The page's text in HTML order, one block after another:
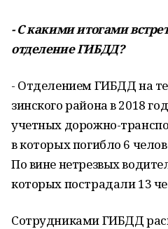
- С какими итогами
отделение ГИБДД?
- Отделением ГИБДД на
зинского района в 2018
учетных дорожно-
в которых погиб­ло 6
По вине нетрез­вых
которых постра­дали 13
Сотрудниками ГИБДД